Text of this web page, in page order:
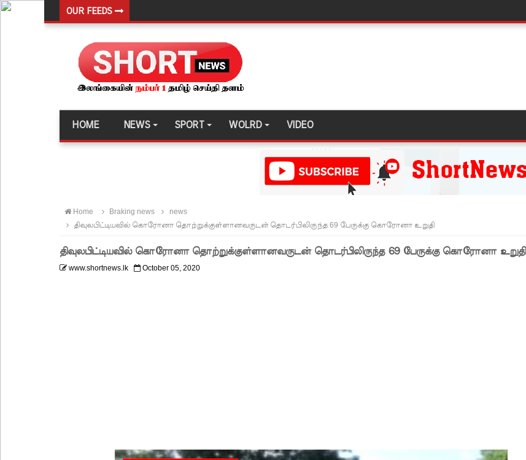
OUR FEEDS
பரீட்சைக் காலத்தில் இடர்கள் ஏற்பட்டால் அறிவிக்க 5 தொலைபேசி இலக்கங்கள்!
தாயகம் திரும்புவதற்கு ஷேக் ஹசீனா தயார்! - பங்களாதேஷில் மீண்டும் பதற்றம்!
கட்டார் சாரிட்டியினால் களுத்துறை முஸ்லிம் மத்திய கல்லூரியில் நிர்மாணிக்கப்பட்ட நவீன விஞ்ஞான ஆய்வகக்
டெங்குவால் உயிரிழந்தவர்களின் எண்ணிக்கை அதிகரிப்பு!
SLS தரமற்ற தலைக்கவசங்கள் விற்றவர்களுக்கு அபராதம்!
விலங்குகள், தேசிய நீர் வழங்கல் வடிகால் சபை சட்டமூலங்கள் நிறைவேற்றம்!
HOME NEWS SPORT WOLRD VIDEO
Home Braking news
news
திவுலபிட்டியவில் கொரோனா தொற்றுக்குள்ளானவருடன் தொடர்பிலிருந்த 69 பேருக்கு கொரோனா உறுதி
திவுலபிட்டியவில் கொரோனா தொற்றுக்குள்ளானவருடன் தொடர்பிலிருந்த 69 பேருக்கு கொரோனா உறுதி
www.shortnews.lk October 05, 2020